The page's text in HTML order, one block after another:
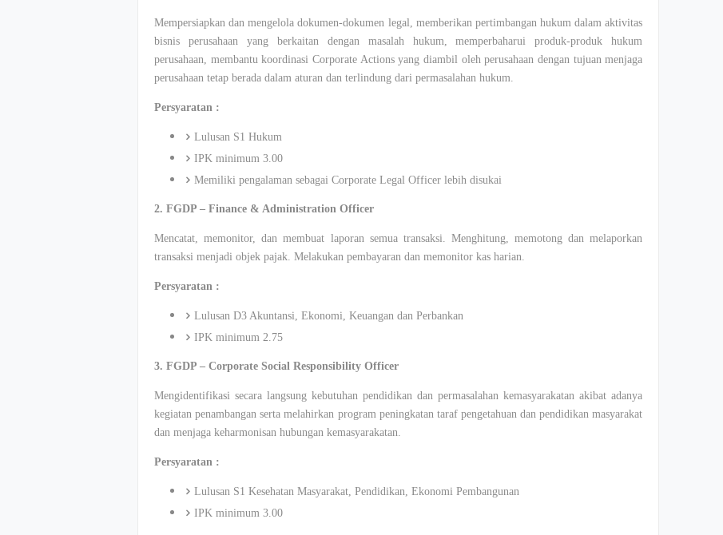
Mempersiapkan dan mengelola dokumen-dokumen legal, memberikan pertimbangan hukum dalam aktivitas
bisnis perusahaan yang berkaitan dengan masalah hukum, memperbaharui produk-produk hukum
perusahaan, membantu koordinasi Corporate Actions yang diambil oleh perusahaan dengan tujuan menjaga
perusahaan tetap berada dalam aturan dan terlindung dari permasalahan hukum.
Persyaratan :
Lulusan S1 Hukum
IPK minimum 3.00
Memiliki pengalaman sebagai Corporate Legal Officer lebih disukai
2. FGDP – Finance & Administration Officer
Mencatat, memonitor, dan membuat laporan semua transaksi. Menghitung, memotong dan melaporkan
transaksi menjadi objek pajak. Melakukan pembayaran dan memonitor kas harian.
Persyaratan :
Lulusan D3 Akuntansi, Ekonomi, Keuangan dan Perbankan
IPK minimum 2.75
3. FGDP – Corporate Social Responsibility Officer
Mengidentifikasi secara langsung kebutuhan pendidikan dan permasalahan kemasyarakatan akibat adanya
kegiatan penambangan serta melahirkan program peningkatan taraf pengetahuan dan pendidikan masyarakat
dan menjaga keharmonisan hubungan kemasyarakatan.
Persyaratan :
Lulusan S1 Kesehatan Masyarakat, Pendidikan, Ekonomi Pembangunan
IPK minimum 3.00